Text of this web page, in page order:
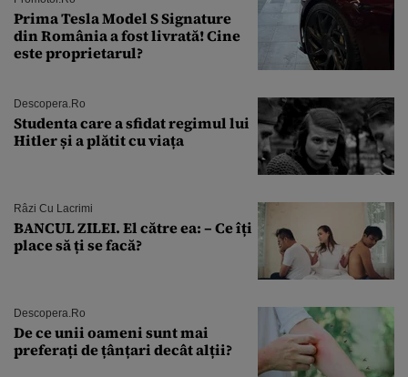
Prima Tesla Model S Signature
din România a fost livrată! Cine
este proprietarul?
Descopera.ro
Studenta care a sfidat regimul lui
Hitler și a plătit cu viața
Râzi Cu Lacrimi
BANCUL ZILEI. El către ea: – Ce îți
place să ți se facă?
Descopera.ro
De ce unii oameni sunt mai
preferați de țânțari decât alții?